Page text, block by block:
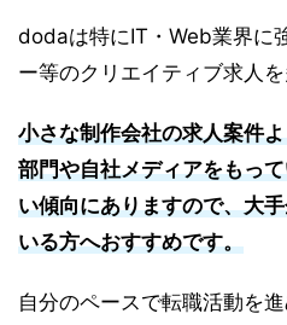
dodaは特にIT・Web業界に
ー等のクリエイティブ求人を
小さな制作会社の求人案件
部門や自社メディアをもっ
い傾向にありますので、大
いる方へおすすめです。
自分のペースで転職活動を